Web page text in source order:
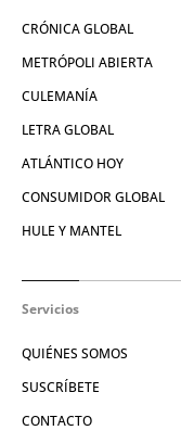
CRÓNICA GLOBAL
METRÓPOLI ABIERTA
CULEMANÍA
LETRA GLOBAL
ATLÁNTICO HOY
CONSUMIDOR GLOBAL
HULE Y MANTEL
Servicios
QUIÉNES SOMOS
SUSCRÍBETE
CONTACTO